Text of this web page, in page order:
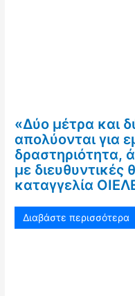
«Δύο μέτρα και
απολύονται για
δραστηριότητα,
με διευθυντικές
καταγγελία
Διαβάστε περισσότερα